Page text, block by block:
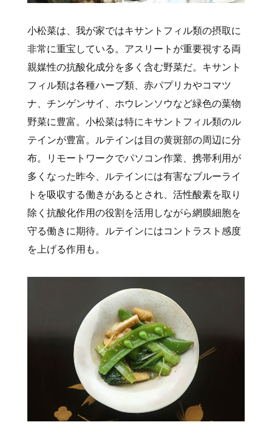
小松菜は、我が家ではキサントフィル類の摂取に
非常に重宝している。アスリートが重要視する両
親媒性の抗酸化成分を多く含む野菜だ。キサント
フィル類は各種ハーブ類、赤パプリカやコマツ
ナ、チンゲンサイ、ホウレンソウなど緑色の葉物
野菜に豊富。小松菜は特にキサントフィル類のル
テインが豊富。ルテインは目の黄斑部の周辺に分
布。リモートワークでパソコン作業、携帯利用が
多くなった昨今、ルテインには有害なブルーライ
トを吸収する働きがあるとされ、活性酸素を取り
除く抗酸化作用の役割を活用しながら網膜細胞を
守る働きに期待。ルテインにはコントラスト感度
を上げる作用も。